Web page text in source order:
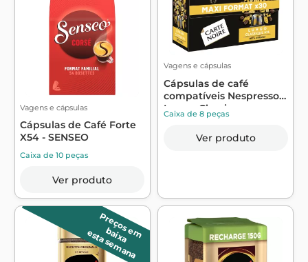
Vagens e cápsulas
Cápsulas de Café Forte
X54 - SENSEO
Caixa de 10 peças
Ver produto
Vagens e cápsulas
Cápsulas de café
compatíveis Nespresso
Lungo Classiqu...
Caixa de 8 peças
Ver produto
P
r
e
ç
o
s
e
m
b
a
ix
a
esta semana